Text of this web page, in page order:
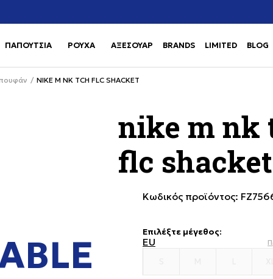
ΠΑΠΟΥΤΣΙΑ Use shift+Enter to open or close
ΡΟΥΧΑ Use shift+Enter to open or close
ΑΞΕΣΟΥΑΡ BRANDS LIMITED BLOG
NIKE M NK TCH FLC SHACKET
nike m nk
flc shacket
Κωδικός προϊόντος:
Επιλέξτε μέγεθος:
EU